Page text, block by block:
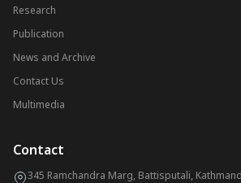
Research
Publication
News and Archive
Contact Us
Multimedia
Contact
345 Ramchandra Marg, Battisputali,